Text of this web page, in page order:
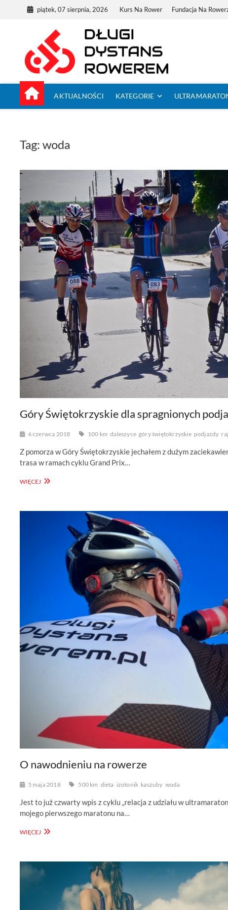
piątek, 07 sierpnia, 2026 Kurs Na Rower Fundacja Na
AKTUALNOŚCI KATEGORIE
Tag:woda
Góry Świętokrzyskie dla spragnionych
6 czerwca 2018 100 km daleszyce góry świętokrzyskie podjazdy
Z pomorza w Góry Świętokrzyskie jechałem z dużym
trasa w ramach cyklu Grand Prix…
WIĘCEJGÓRY
O nawodnieniu na rowerze
5 maja 2018 500 km dieta izotonik kaszuby woda
Jest to już czwarty wpis z cyklu „relacja z udziału w
mojego pierwszego maratonu na…
WIĘCEJO